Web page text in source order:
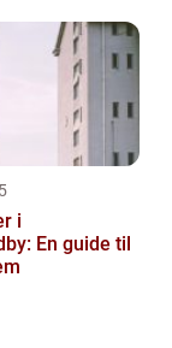
i
En guide til